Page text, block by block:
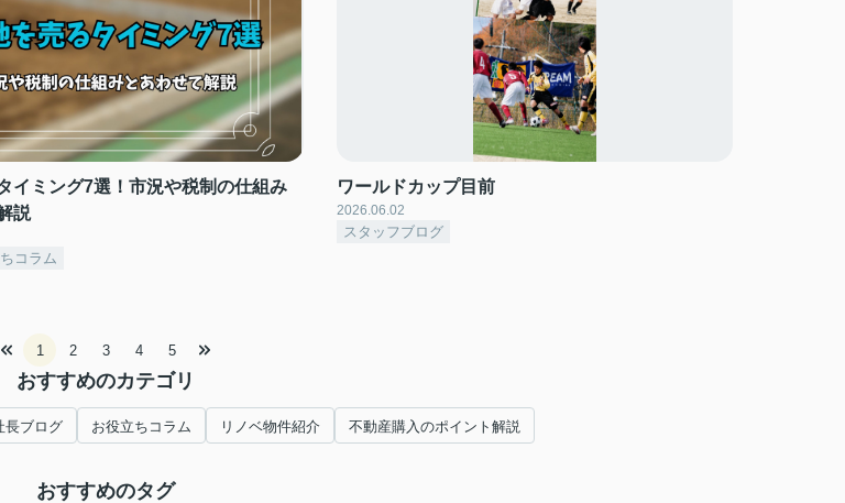
イミング7選！市況や税制の仕組み
説
コラム
ワールドカップ目前
2026.06.02
スタッフブログ
1 2 3 4 5
おすすめのカテゴリ
長ブログ お役立ちコラム リノベ物件紹介 不動産購入のポイント解説
おすすめのタグ